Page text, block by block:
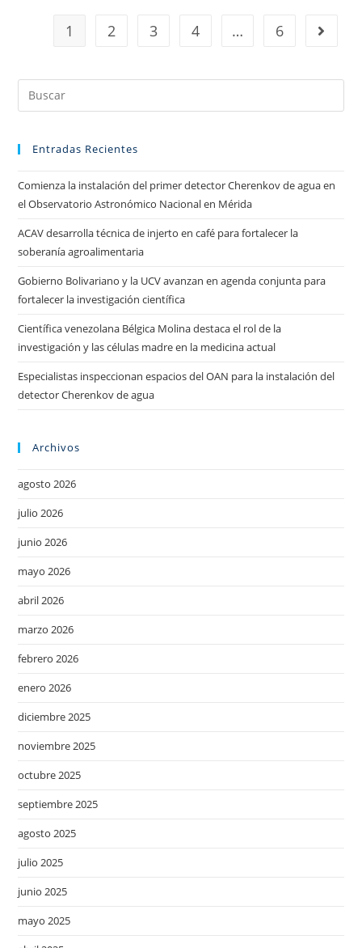
1 2 3 4 … 6
Entradas Recientes
Comienza la instalación del primer detector Cherenkov de agua en
el Observatorio Astronómico Nacional en Mérida
ACAV desarrolla técnica de injerto en café para fortalecer la
soberanía agroalimentaria
Gobierno Bolivariano y la UCV avanzan en agenda conjunta para
fortalecer la investigación científica
Científica venezolana Bélgica Molina destaca el rol de la
investigación y las células madre en la medicina actual
Especialistas inspeccionan espacios del OAN para la instalación del
detector Cherenkov de agua
Archivos
agosto 2026
julio 2026
junio 2026
mayo 2026
abril 2026
marzo 2026
febrero 2026
enero 2026
diciembre 2025
noviembre 2025
octubre 2025
septiembre 2025
agosto 2025
julio 2025
junio 2025
mayo 2025